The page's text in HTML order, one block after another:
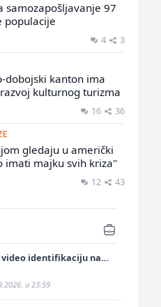
samozapošljavanje 97
populacije
4 3
dobojski kanton ima
kulturnog turizma
16 36
gledaju u američki
imati majku svih kriza"
12 43
identifikaciju na
(m/ž)
u 23:59